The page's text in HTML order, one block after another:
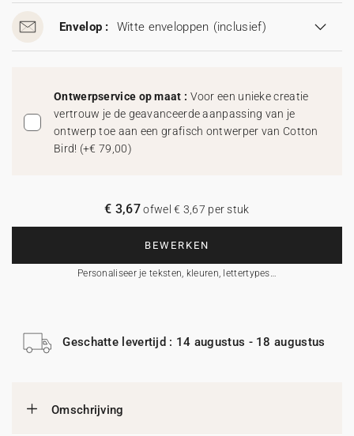
Envelop : Witte enveloppen (inclusief)
Ontwerpservice op maat : Voor een unieke creatie
vertrouw je de geavanceerde aanpassing van je
ontwerp toe aan een grafisch ontwerper van Cotton
Bird! (+€ 79,00)
BEWERKEN
Personaliseer je teksten, kleuren, lettertypes…
€ 3,67ofwel € 3,67 per stuk
Geschatte levertijd : 14 augustus - 18 augustus
Omschrijving